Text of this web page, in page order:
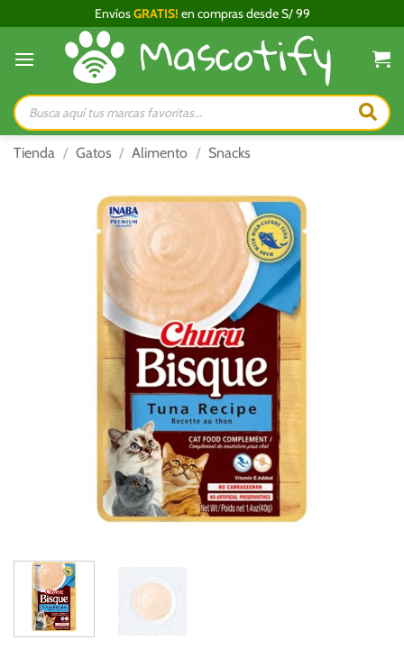
al
contenido
EnvíosGRATIS! en compras desde S/ 99
Búsqueda
de
productos
Tienda / Gatos / Alimento / Snacks